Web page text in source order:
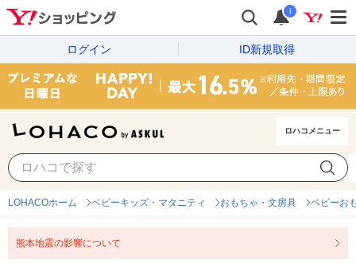
i
ログイン ID新規取得
ロハコメニュー
LOHACOホーム ベビーキッズ・マタニティ おもちゃ・文房具 ベビーお
熊本地震の影響について